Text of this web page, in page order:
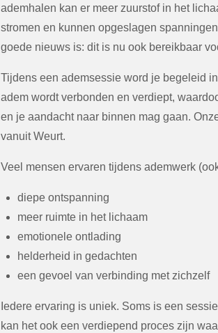
ademhalen kan er meer zuurstof in het
stromen en kunnen opgeslagen
goede nieuws is: dit is nu ook bereikbaar
Tijdens een ademsessie word je begeleid
adem wordt verbonden en verdiept,
en je aandacht naar binnen mag gaan.
vanuit Weurt.
Veel mensen ervaren tijdens ademwerk
diepe ontspanning
meer ruimte in het lichaam
emotionele ontlading
helderheid in gedachten
een gevoel van verbinding met zichzelf
Iedere ervaring is uniek. Soms is een
kan het ook een verdiepend proces zijn